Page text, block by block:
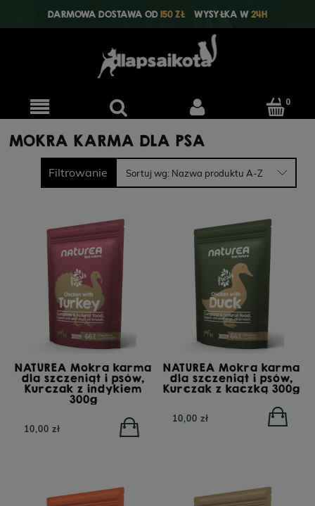
DARMOWA DOSTAWA OD150 ZŁ WYSYŁKA W24H
MOKRA KARMA DLA PSA
Filtrowanie Sortuj wg: Nazwa produktu A-Z
NATUREA Mokra karma
dla szczeniąt i psów,
Kurczak z indykiem
300g
10,00 zł
NATUREA Mokra karma
dla szczeniąt i psów,
Kurczak z kaczką 300g
10,00 zł